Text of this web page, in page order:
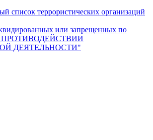
список террористических организаций
или запрещенных по
ПРОТИВОДЕЙСТВИИ
ДЕЯТЕЛЬНОСТИ"